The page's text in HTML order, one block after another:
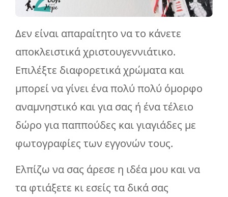
Δεν είναι απαραίτητο να το κάνετε
αποκλειστικά χριστουγεννιάτικο.
Επιλέξτε διαφορετικά χρώματα και
μπορεί να γίνει ένα πολύ πολύ όμορφο
αναμνηστικό και για σας ή ένα τέλειο
δώρο για παππούδες και γιαγιάδες με
φωτογραφίες των εγγονών τους.
Ελπίζω να σας άρεσε η ιδέα μου και να
τα φτιάξετε κι εσείς τα δικά σας